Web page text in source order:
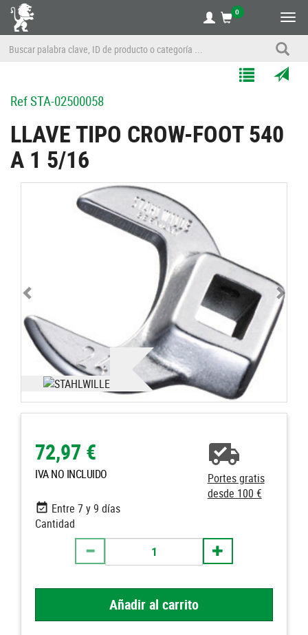
0
correo
a
Listas
RefSTA-02500058
LLAVE TIPO CROW-FOOT 540
A 1 5/16
72,97 €
IVA NO INCLUIDO
Portes gratis
desde 100 €
Entre 7 y 9 días
Cantidad
Añadir al carrito